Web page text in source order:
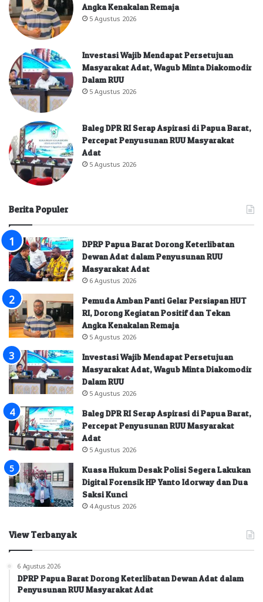
Angka Kenakalan Remaja
5 Agustus 2026
Investasi Wajib Mendapat Persetujuan
Masyarakat Adat, Wagub Minta Diakomodir
Dalam RUU
5 Agustus 2026
Baleg DPR RI Serap Aspirasi di Papua Barat,
Percepat Penyusunan RUU Masyarakat
Adat
5 Agustus 2026
Berita Populer
DPRP Papua Barat Dorong Keterlibatan
Dewan Adat dalam Penyusunan RUU
Masyarakat Adat
6 Agustus 2026
Pemuda Amban Panti Gelar Persiapan HUT
RI, Dorong Kegiatan Positif dan Tekan
Angka Kenakalan Remaja
5 Agustus 2026
Investasi Wajib Mendapat Persetujuan
Masyarakat Adat, Wagub Minta Diakomodir
Dalam RUU
5 Agustus 2026
Baleg DPR RI Serap Aspirasi di Papua Barat,
Percepat Penyusunan RUU Masyarakat
Adat
5 Agustus 2026
Kuasa Hukum Desak Polisi Segera Lakukan
Digital Forensik HP Yanto Idorway dan Dua
Saksi Kunci
4 Agustus 2026
View Terbanyak
6 Agustus 2026
DPRP Papua Barat Dorong Keterlibatan Dewan Adat dalam
Penyusunan RUU Masyarakat Adat